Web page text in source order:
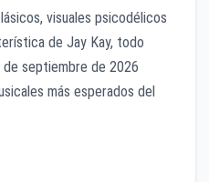
visuales psicodélicos
de Jay Kay, todo
septiembre de 2026
más esperados del